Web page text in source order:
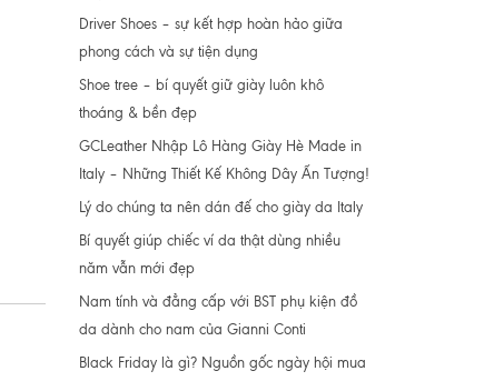
Driver Shoes – sự kết hợp hoàn hảo giữa
phong cách và sự tiện dụng
Shoe tree – bí quyết giữ giày luôn khô
thoáng & bền đẹp
GCLeather Nhập Lô Hàng Giày Hè Made in
Italy – Những Thiết Kế Không Dây Ấn Tượng!
Lý do chúng ta nên dán đế cho giày da Italy
Bí quyết giúp chiếc ví da thật dùng nhiều
năm vẫn mới đẹp
Nam tính và đẳng cấp với BST phụ kiện đồ
da dành cho nam của Gianni Conti
Black Friday là gì? Nguồn gốc ngày hội mua